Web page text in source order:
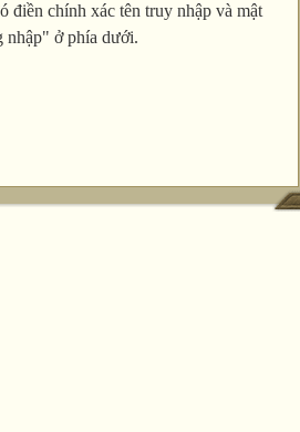
điền chính xác tên truy nhập và mật
nhập" ở phía dưới.